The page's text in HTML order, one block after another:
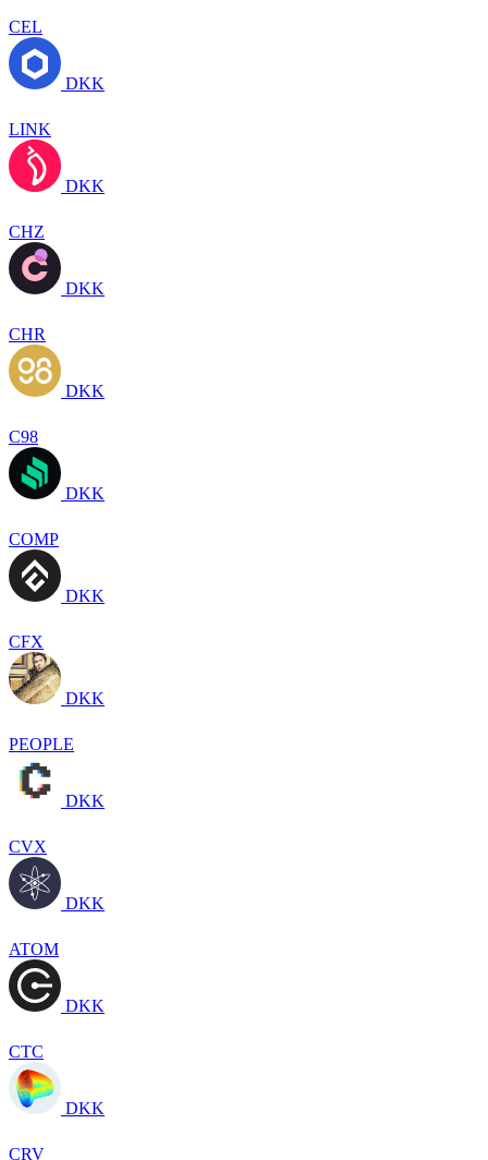
CEL
DKK
LINK
DKK
CHZ
DKK
CHR
DKK
C98
DKK
COMP
DKK
CFX
DKK
PEOPLE
DKK
CVX
DKK
ATOM
DKK
CTC
DKK
CRV